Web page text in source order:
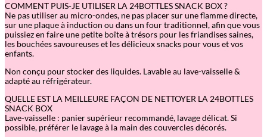
COMMENT PUIS-JE UTILISER LA 24BOTTLES SNACK BOX ?
Ne pas utiliser au micro-ondes, ne pas placer sur une flamme directe,
sur une plaque à induction ou dans un four traditionnel, afin que vous
puissiez en faire une petite boîte à trésors pour les friandises saines,
les bouchées savoureuses et les délicieux snacks pour vous et vos
enfants.
Non conçu pour stocker des liquides. Lavable au lave-vaisselle &
adapté au réfrigérateur.
QUELLE EST LA MEILLEURE FAÇON DE NETTOYER LA 24BOTTLES
SNACK BOX
Lave-vaisselle : panier supérieur recommandé, lavage délicat. Si
possible, préférer le lavage à la main des couvercles décorés.